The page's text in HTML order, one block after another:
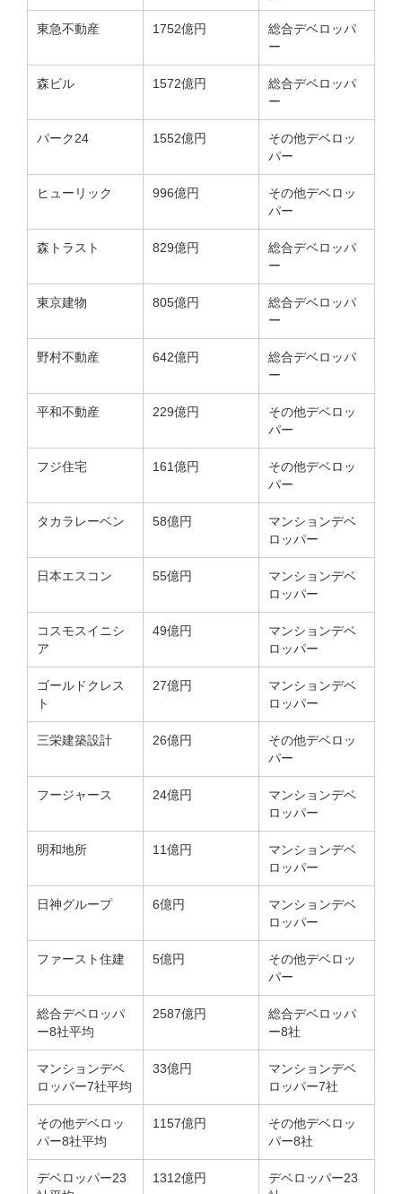
東急不動産 1752億円
総合デベロッパ
ー
森ビル 1572億円
総合デベロッパ
ー
パーク24 1552億円
その他デベロッ
パー
ヒューリック 996億円
その他デベロッ
パー
森トラスト 829億円
総合デベロッパ
ー
東京建物 805億円
総合デベロッパ
ー
野村不動産 642億円
総合デベロッパ
ー
平和不動産 229億円
その他デベロッ
パー
フジ住宅 161億円
その他デベロッ
パー
タカラレーベン 58億円
マンションデベ
ロッパー
日本エスコン 55億円
マンションデベ
ロッパー
コスモスイニシ
ア
49億円
マンションデベ
ロッパー
ゴールドクレス
ト
27億円
マンションデベ
ロッパー
三栄建築設計 26億円
その他デベロッ
パー
フージャース 24億円
マンションデベ
ロッパー
明和地所 11億円
マンションデベ
ロッパー
日神グループ 6億円
マンションデベ
ロッパー
ファースト住建 5億円
その他デベロッ
パー
総合デベロッパ
ー8社平均
2587億円
総合デベロッパ
ー8社
マンションデベ
ロッパー7社平均
33億円
マンションデベ
ロッパー7社
その他デベロッ
パー8社平均
1157億円
その他デベロッ
パー8社
デベロッパー23
1312億円
デベロッパー23